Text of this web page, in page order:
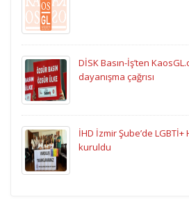
DİSK Basın-İş’ten
dayanışma çağrısı
İHD İzmir Şube’de
kuruldu